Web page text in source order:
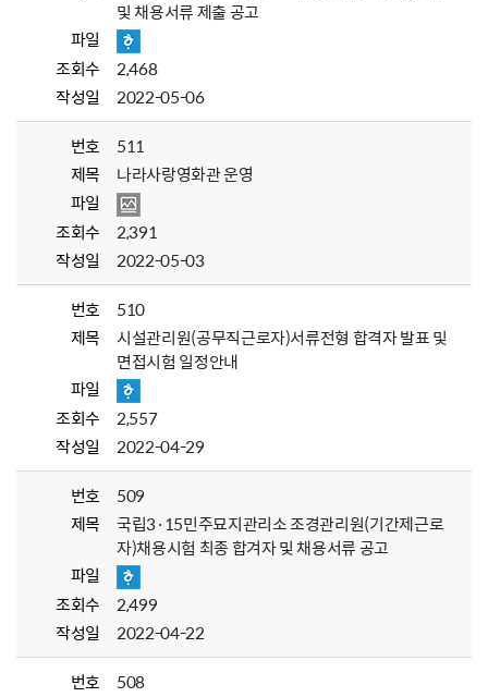
및 채용서류 제출 공고
파일
조회수
2,468
작성일
2022-05-06
번호
511
제목
나라사랑영화관 운영
파일
조회수
2,391
작성일
2022-05-03
번호
510
제목
시설관리원(공무직근로자)서류전형 합격자 발표 및
면접시험 일정안내
파일
조회수
2,557
작성일
2022-04-29
번호
509
제목
국립3·15민주묘지관리소 조경관리원(기간제근로
자)채용시험 최종 합겨자 및 채용서류 공고
파일
조회수
2,499
작성일
2022-04-22
번호
508